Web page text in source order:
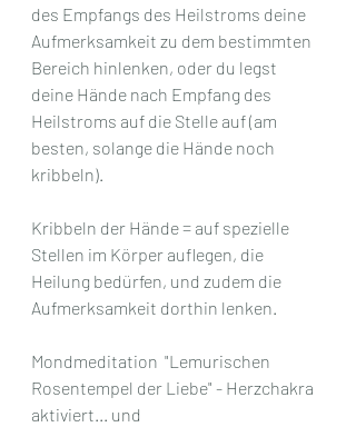
des Empfangs des Heilstroms deine
Aufmerksamkeit zu dem bestimmten
Bereich hinlenken, oder du legst
deine Hände nach Empfang des
Heilstroms auf die Stelle auf (am
besten, solange die Hände noch
kribbeln).
Kribbeln der Hände = auf spezielle
Stellen im Körper auflegen, die
Heilung bedürfen, und zudem die
Aufmerksamkeit dorthin lenken.
Mondmeditation  "Lemurischen
Rosentempel der Liebe" - Herzchakra
aktiviert... und